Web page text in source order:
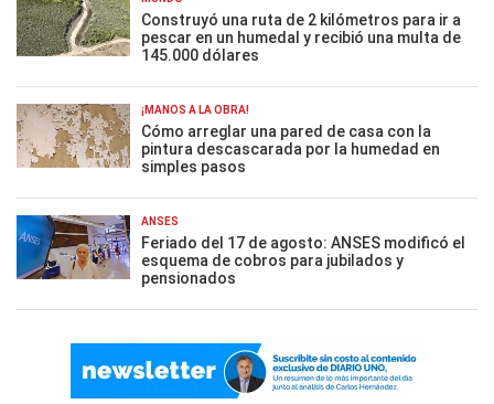
Construyó una ruta de 2 kilómetros para ir a
pescar en un humedal y recibió una multa de
145.000 dólares
¡MANOS A LA OBRA!
Cómo arreglar una pared de casa con la
pintura descascarada por la humedad en
simples pasos
ANSES
Feriado del 17 de agosto: ANSES modificó el
esquema de cobros para jubilados y
pensionados